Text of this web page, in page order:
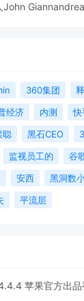
John
360集团
经济 内测 快
聪 黑石CEO
监视员工的 谷
安西 黑洞数
平流层
苹果官方出